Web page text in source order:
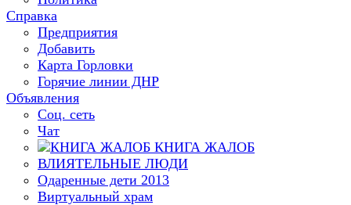
Справка
Предприятия
Добавить
Карта Горловки
Горячие линии ДНР
Объявления
Соц. сеть
Чат
КНИГА ЖАЛОБ
ВЛИЯТЕЛЬНЫЕ ЛЮДИ
Одаренные дети 2013
Виртуальный храм